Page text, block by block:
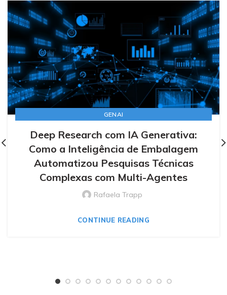
GENAI
Deep Research com IA Generativa:
Como a Inteligência de Embalagem
Automatizou Pesquisas Técnicas
Complexas com Multi-Agentes
Rafaela Trapp
CONTINUE READING